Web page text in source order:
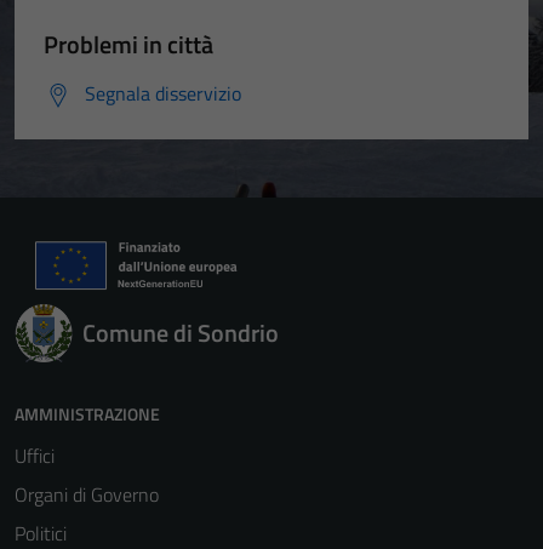
Problemi in città
Segnala disservizio
Comune di Sondrio
AMMINISTRAZIONE
Uffici
Organi di Governo
Politici